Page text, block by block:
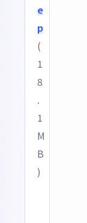
e
p
(
1
8
.
1
M
B
)